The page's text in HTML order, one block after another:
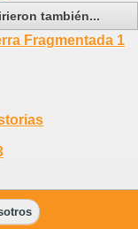
también...
Fragmentada 1